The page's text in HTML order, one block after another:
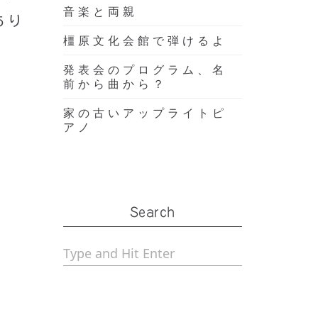
音楽と両親
橿原文化会館で弾けるよ
発表会のプログラム、名
前から曲から？
家の古いアップライトピ
アノ
Search